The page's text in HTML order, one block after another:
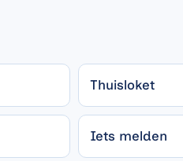
Thuisloket
Iets melden